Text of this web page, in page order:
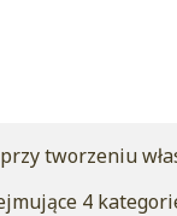
tworzeniu
4